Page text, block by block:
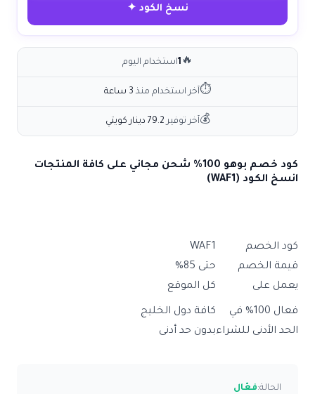
نسخ الكود ✦
🔥
1استخدام اليوم
⏱آخر استخدام منذ 3 ساعة
💰آخر توفير 79.2 دينار كويتي
كود خصم بوهو 100% شحن مجاني على كافة المنتجات
انسخ الكود (WAF1)
كود الخصم
WAF1
قيمة الخصم
حتى 85%
يعمل على
كل الموقع
فعال 100% في
كافة دول الخليج
الحد الأدنى للشراءبدون حد أدنى
الحالة:فعّال